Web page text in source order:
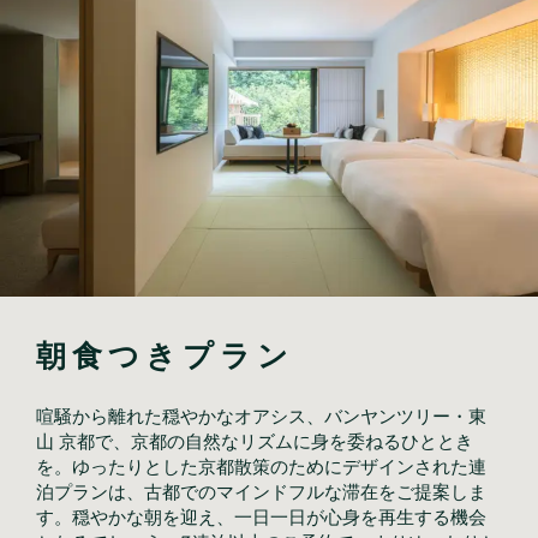
朝食つきプラン
喧騒から離れた穏やかなオアシス、バンヤンツリー・東
山 京都で、京都の自然なリズムに身を委ねるひととき
を。ゆったりとした京都散策のためにデザインされた連
泊プランは、古都でのマインドフルな滞在をご提案しま
す。穏やかな朝を迎え、一日一日が心身を再生する機会